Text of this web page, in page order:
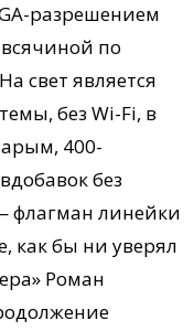
разрешением
по
свет является
без Wi-Fi, в
400-
без
флагман линейки
как бы ни уверял
Роман